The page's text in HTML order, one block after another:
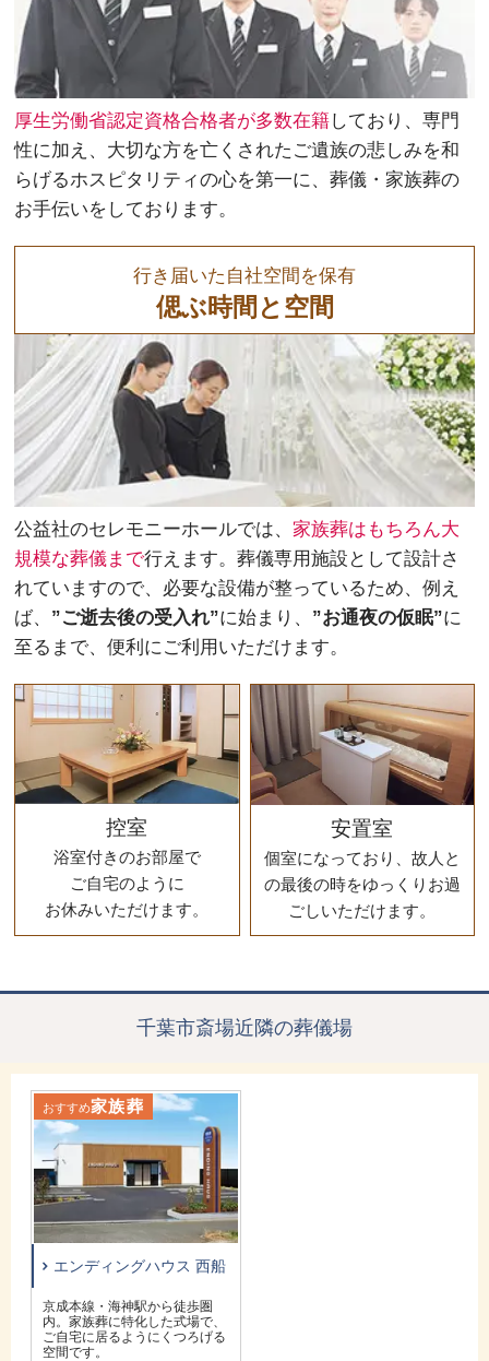
厚生労働省認定資格合格者が多数在籍しており、専門
性に加え、大切な方を亡くされたご遺族の悲しみを和
らげるホスピタリティの心を第一に、葬儀・家族葬の
お手伝いをしております。
行き届いた自社空間を保有
偲ぶ時間と空間
公益社のセレモニーホールでは、 家族葬はもちろん大
規模な葬儀まで行えます。葬儀専用施設として設計さ
れていますので、必要な設備が整っているため、例え
ば、 ”ご逝去後の受入れ”に始まり、 ”お通夜の仮眠”に
至るまで、便利にご利用いただけます。
控室
浴室付きのお部屋で
ご自宅のように
お休みいただけます。
安置室
個室になっており、故人と
の最後の時をゆっくりお過
ごしいただけます。
千葉市斎場近隣の葬儀場
おすすめ家族葬
エンディングハウス 西船
京成本線・海神駅から徒歩圏
内。家族葬に特化した式場で、
ご自宅に居るようにくつろげる
空間です。